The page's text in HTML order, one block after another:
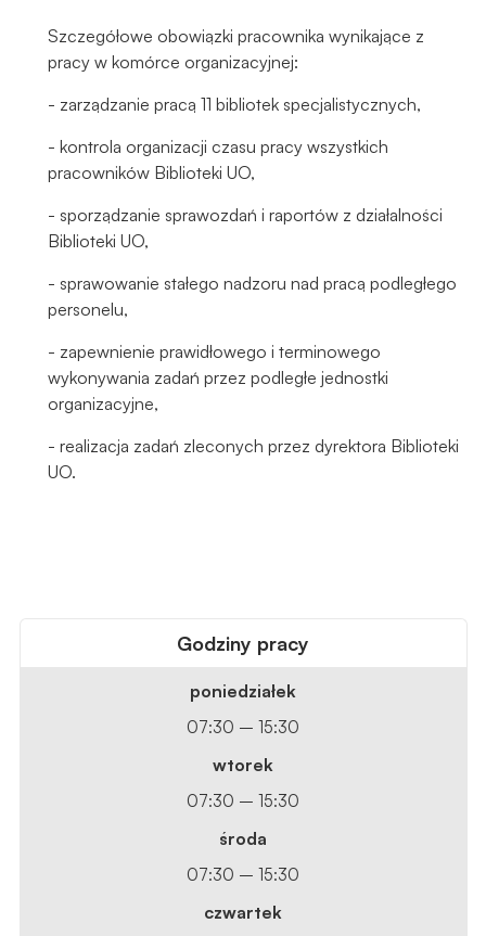
Szczegółowe obowiązki pracownika wynikające z
pracy w komórce organizacyjnej:
- zarządzanie pracą 11 bibliotek specjalistycznych,
- kontrola organizacji czasu pracy wszystkich
pracowników Biblioteki UO,
- sporządzanie sprawozdań i raportów z działalności
Biblioteki UO,
- sprawowanie stałego nadzoru nad pracą podległego
personelu,
- zapewnienie prawidłowego i terminowego
wykonywania zadań przez podległe jednostki
organizacyjne,
- realizacja zadań zleconych przez dyrektora Biblioteki
UO.
Godziny pracy
poniedziałek
07:30 – 15:30
wtorek
07:30 – 15:30
środa
07:30 – 15:30
czwartek